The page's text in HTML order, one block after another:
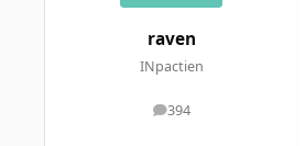
raven
INpactien
394
messages